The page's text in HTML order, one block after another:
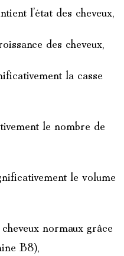
l’état des cheveux,
des cheveux,
la casse
le nombre de
le volume
normaux grâce
B8),